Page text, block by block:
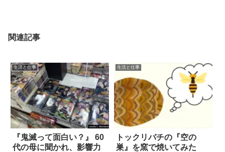
関連記事
生活と仕事
『鬼滅って面白い？』 60
代の母に聞かれ、影響力
生活と仕事
トックリバチの『空の
巣』を窯で焼いてみた